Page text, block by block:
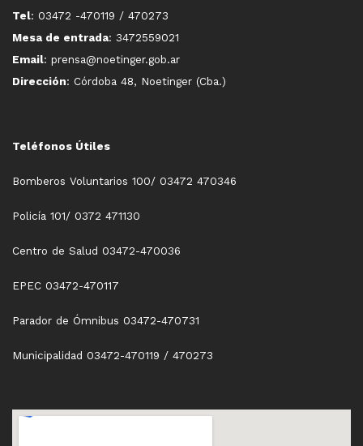
Tel: 03472 -470119 / 470273
Mesa de entrada: 3472559021
Email: prensa@noetinger.gob.ar
Dirección: Córdoba 48, Noetinger (Cba.)
Teléfonos Útiles
Bomberos Voluntarios 100/ 03472 470346
Policía 101/ 0372 471130
Centro de Salud 03472-470036
EPEC 03472-470117
Parador de Ómnibus 03472-470731
Municipalidad 03472-470119 / 470273